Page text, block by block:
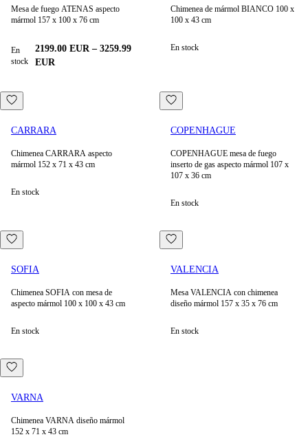
Mesa de fuego ATENAS aspecto
mármol 157 x 100 x 76 cm
En
stock
2199.00 EUR –3259.99
EUR
Chimenea de mármol BIANCO 100 x
100 x 43 cm
En stock
CARRARA
Chimenea CARRARA aspecto
mármol 152 x 71 x 43 cm
En stock
COPENHAGUE
COPENHAGUE mesa de fuego
inserto de gas aspecto mármol 107 x
107 x 36 cm
En stock
SOFIA
Chimenea SOFIA con mesa de
aspecto mármol 100 x 100 x 43 cm
En stock
VALENCIA
Mesa VALENCIA con chimenea
diseño mármol 157 x 35 x 76 cm
En stock
VARNA
Chimenea VARNA diseño mármol
152 x 71 x 43 cm